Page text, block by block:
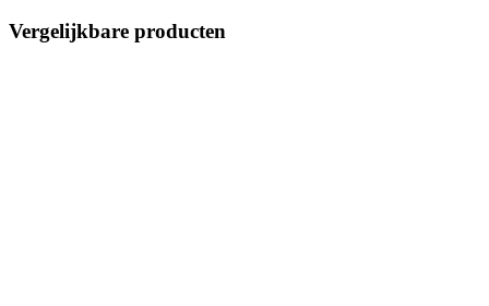
Vergelijkbare producten